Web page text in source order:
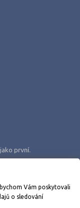
první.
Vám poskytovali
o sledování